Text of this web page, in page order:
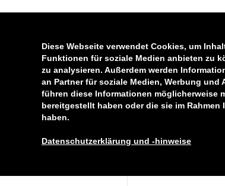
Diese Webseite verwendet Cookies, um
Funktionen für soziale Medien anbieten zu
zu analysieren. Außerdem werden
an Partner für soziale Medien, Werbung und
führen diese Informationen möglicherweise
bereitgestellt haben oder die sie im Rahmen
haben.
Datenschutzerklärung und -hinweise